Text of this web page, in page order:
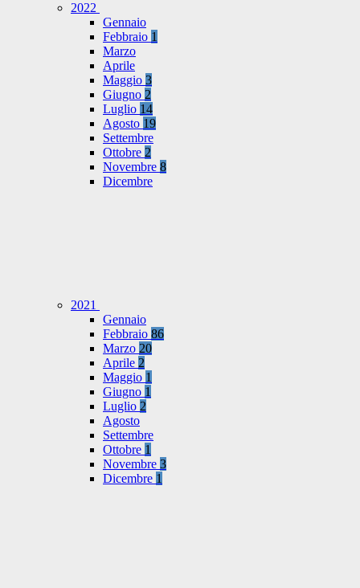
2022
Gennaio
Febbraio 1
Marzo
Aprile
Maggio 3
Giugno 2
Luglio 14
Agosto 19
Settembre
Ottobre 2
Novembre 8
Dicembre
2021
Gennaio
Febbraio 86
Marzo 20
Aprile 2
Maggio 1
Giugno 1
Luglio 2
Agosto
Settembre
Ottobre 1
Novembre 3
Dicembre 1